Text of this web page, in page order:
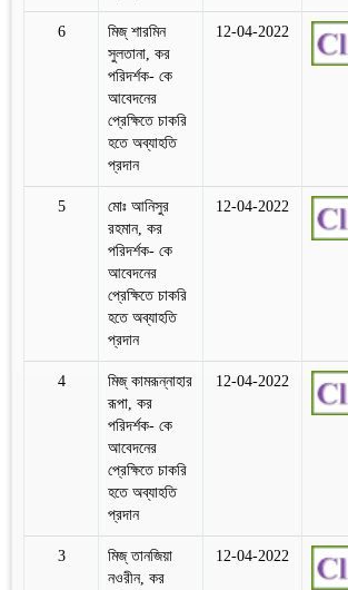
6
মিজ্‌ শারমিন
সুলতানা, কর
পরিদর্শক- কে
আবেদনের
প্রেক্ষিতে চাকরি
হতে অব্যাহতি
প্রদান
12-04-2022
5
মোঃ আনিসুর
রহমান, কর
পরিদর্শক- কে
আবেদনের
প্রেক্ষিতে চাকরি
হতে অব্যাহতি
প্রদান
12-04-2022
4
মিজ্‌ কামরূন্নাহার
রূপা, কর
পরিদর্শক- কে
আবেদনের
প্রেক্ষিতে চাকরি
হতে অব্যাহতি
প্রদান
12-04-2022
3
মিজ্‌ তানজিয়া
নওরীন, কর
12-04-2022